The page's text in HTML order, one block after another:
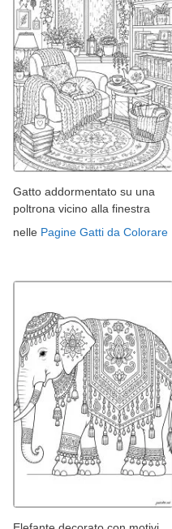
Gatto addormentato su una
poltrona vicino alla finestra
nelle Pagine Gatti da Colorare